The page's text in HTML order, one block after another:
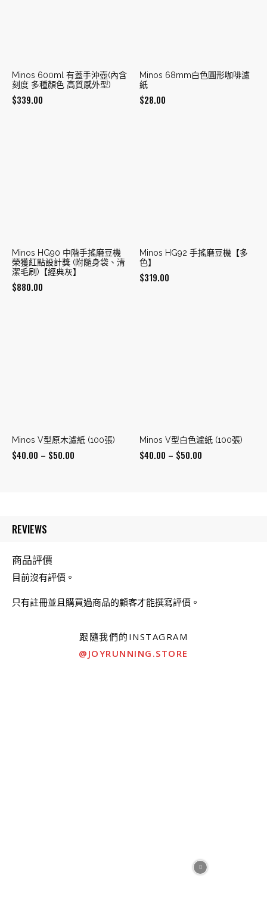
Minos 600ml 有蓋手沖壺(內含
刻度 多種顏色 高質感外型)
$339.00
Minos 68mm白色圓形咖啡濾
紙
$28.00
Minos HG90 中階手搖磨豆機
榮獲紅點設計獎 (附隨身袋、清
潔毛刷)【經典灰】
$880.00
Minos HG92 手搖磨豆機【多
色】
$319.00
Minos V型原木濾紙 (100張)
$40.00 – $50.00
Minos V型白色濾紙 (100張)
$40.00 – $50.00
REVIEWS
商品評價
目前沒有評價。
只有註冊並且購買過商品的顧客才能撰寫評價。
跟隨我們的INSTAGRAM
@JOYRUNNING.STORE